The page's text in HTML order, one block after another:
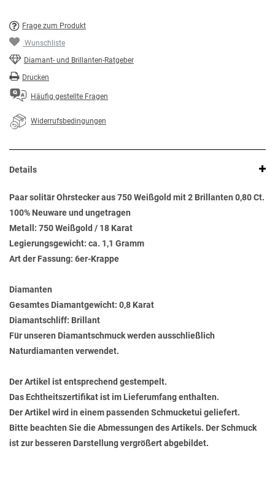
Frage zum Produkt
Wunschliste
Diamant- und Brillanten-Ratgeber
Drucken
Häufig gestellte Fragen
Widerrufsbedingungen
Details
Paar solitär Ohrstecker aus 750 Weißgold mit 2 Brillanten 0,80 Ct.
100% Neuware und ungetragen
Metall: 750 Weißgold / 18 Karat
Legierungsgewicht: ca. 1,1 Gramm
Art der Fassung: 6er-Krappe
Diamanten
Gesamtes Diamantgewicht: 0,8 Karat
Diamantschliff: Brillant
Für unseren Diamantschmuck werden ausschließlich
Naturdiamanten verwendet.
Der Artikel ist entsprechend gestempelt.
Das Echtheitszertifikat ist im Lieferumfang enthalten.
Der Artikel wird in einem passenden Schmucketui geliefert.
Bitte beachten Sie die Abmessungen des Artikels. Der Schmuck
ist zur besseren Darstellung vergrößert abgebildet.